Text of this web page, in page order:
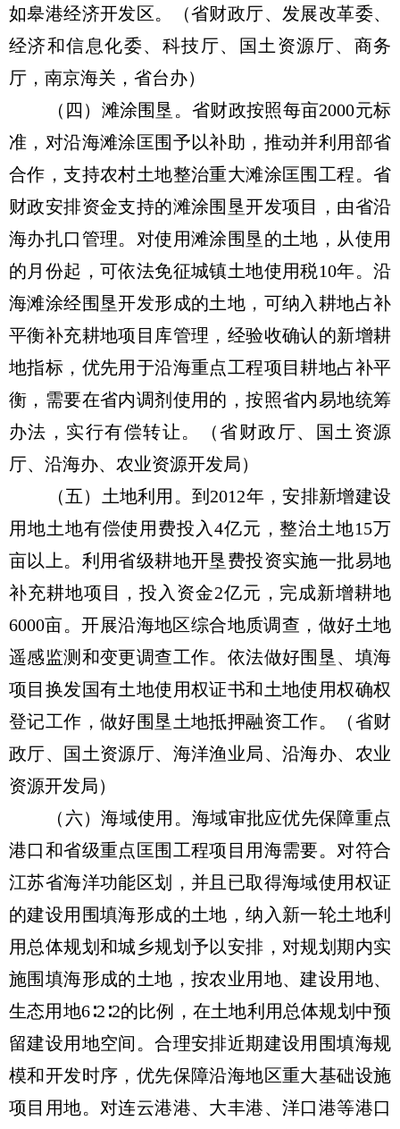
如皋港经济开发区。（省财政厅、发展改革委、
经济和信息化委、科技厅、国土资源厅、商务
厅，南京海关，省台办）
（四）滩涂围垦。省财政按照每亩2000元标
准，对沿海滩涂匡围予以补助，推动并利用部省
合作，支持农村土地整治重大滩涂匡围工程。省
财政安排资金支持的滩涂围垦开发项目，由省沿
海办扎口管理。对使用滩涂围垦的土地，从使用
的月份起，可依法免征城镇土地使用税10年。沿
海滩涂经围垦开发形成的土地，可纳入耕地占补
平衡补充耕地项目库管理，经验收确认的新增耕
地指标，优先用于沿海重点工程项目耕地占补平
衡，需要在省内调剂使用的，按照省内易地统筹
办法，实行有偿转让。（省财政厅、国土资源
厅、沿海办、农业资源开发局）
（五）土地利用。到2012年，安排新增建设
用地土地有偿使用费投入4亿元，整治土地15万
亩以上。利用省级耕地开垦费投资实施一批易地
补充耕地项目，投入资金2亿元，完成新增耕地
6000亩。开展沿海地区综合地质调查，做好土地
遥感监测和变更调查工作。依法做好围垦、填海
项目换发国有土地使用权证书和土地使用权确权
登记工作，做好围垦土地抵押融资工作。（省财
政厅、国土资源厅、海洋渔业局、沿海办、农业
资源开发局）
（六）海域使用。海域审批应优先保障重点
港口和省级重点匡围工程项目用海需要。对符合
江苏省海洋功能区划，并且已取得海域使用权证
的建设用围填海形成的土地，纳入新一轮土地利
用总体规划和城乡规划予以安排，对规划期内实
施围填海形成的土地，按农业用地、建设用地、
生态用地6∶2∶2的比例，在土地利用总体规划中预
留建设用地空间。合理安排近期建设用围填海规
模和开发时序，优先保障沿海地区重大基础设施
项目用地。对连云港港、大丰港、洋口港等港口